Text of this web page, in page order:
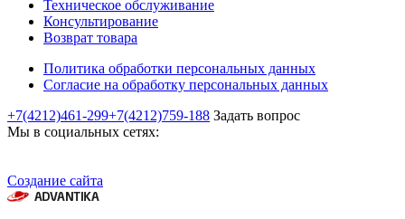
Техническое обслуживание
Консультирование
Возврат товара
Политика обработки персональных данных
Согласие на обработку персональных данных
+7(4212)461-299+7(4212)759-188 Задать вопрос
Мы в социальных сетях:
Создание сайта